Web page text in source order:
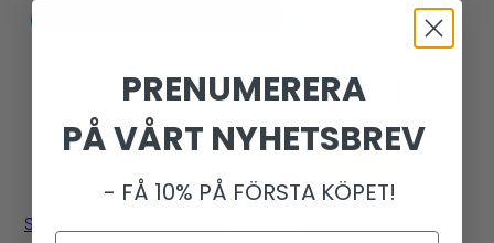
Single Cultivar Matcha –
PRENUMERERA
PÅ VÅRT NYHETSBREV
- FÅ 10% PÅ FÖRSTA KÖPET!